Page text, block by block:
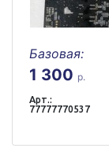
Базовая:
1 300 р.
Арт.:
77777770537